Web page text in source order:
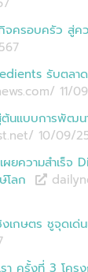
จครอบครัว สู่ค
รับตลา
11/09
สู่ต้นแบบการพัฒ
10/09/
ผยความสำเร็จ
โลก
เกษตร ชูจุดเด่น
า ครั้งที่ 3 โคร